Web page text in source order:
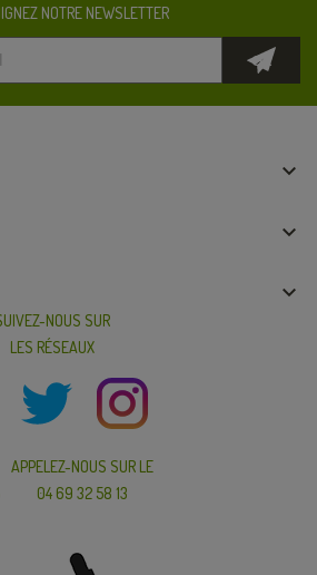
NOTRE NEWSLETTER



NOUS SUR
LES RÉSEAUX
APPELEZ-NOUS SUR LE
04 69 32 58 13